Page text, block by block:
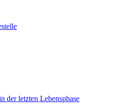
der letzten Lebensphase